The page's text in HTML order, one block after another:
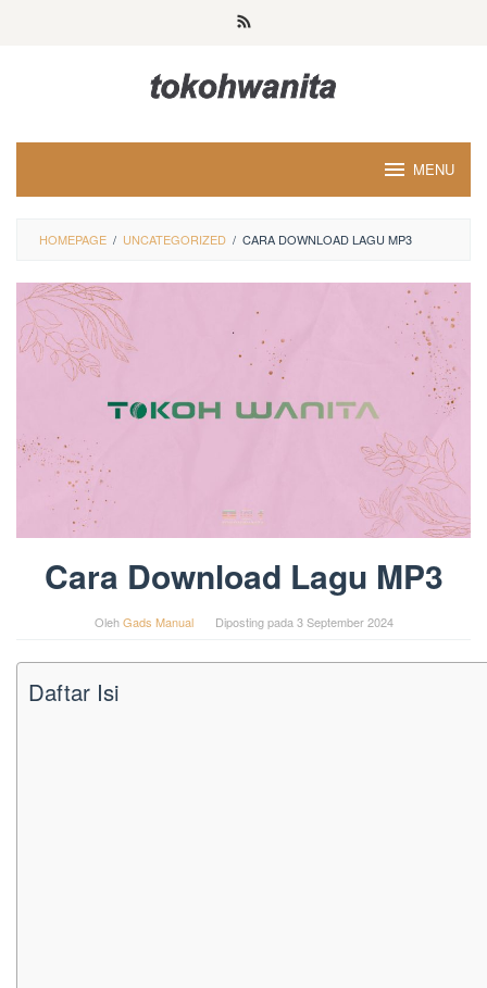
MENU
HOMEPAGE / UNCATEGORIZED / CARA DOWNLOAD LAGU MP3
Cara Download Lagu MP3
OlehGads Manual Diposting pada 3 September 2024
Daftar Isi